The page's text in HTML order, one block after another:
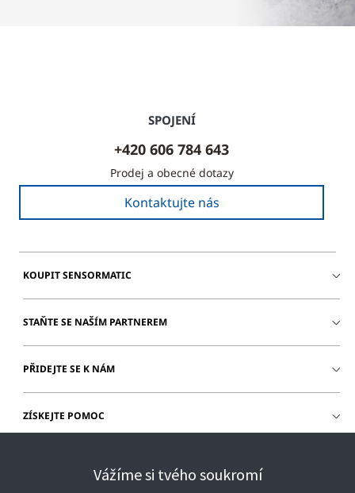
SPOJENÍ
+420 606 784 643
Prodej a obecné dotazy
Kontaktujte nás
KOUPIT SENSORMATIC
STAŇTE SE NAŠÍM PARTNEREM
PŘIDEJTE SE K NÁM
ZÍSKEJTE POMOC
Vážíme si tvého soukromí